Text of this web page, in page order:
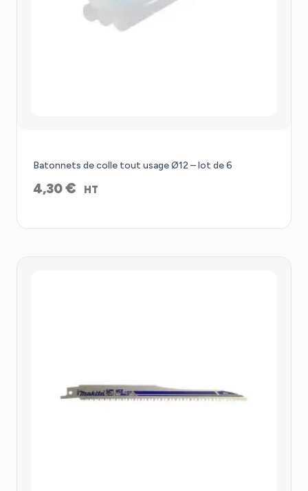
Batonnets de colle tout usage Ø12 – lot de 6
4,30€ HT